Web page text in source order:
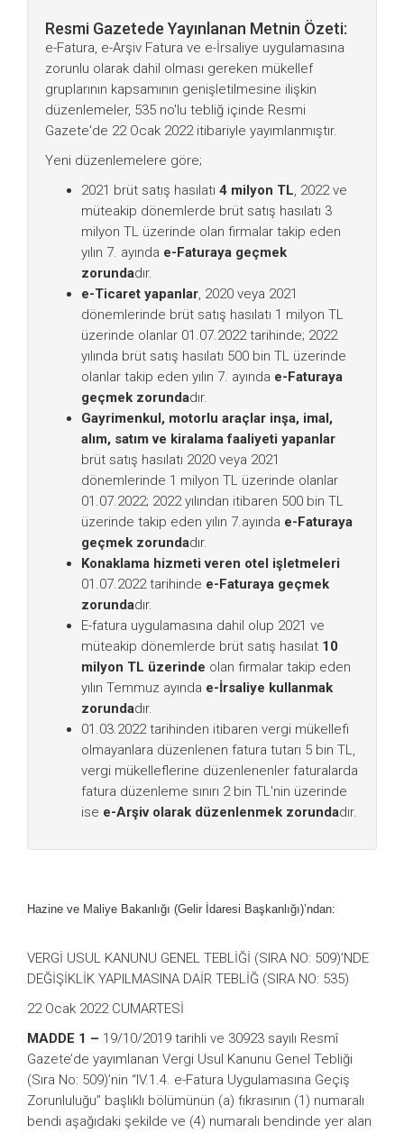
Resmi Gazetede Yayınlanan Metnin Özeti:
e-Fatura, e-Arşiv Fatura ve e-İrsaliye uygulamasına
zorunlu olarak dahil olması gereken mükellef
gruplarının kapsamının genişletilmesine ilişkin
düzenlemeler, 535 no'lu tebliğ içinde Resmi
Gazete'de 22 Ocak 2022 itibariyle yayımlanmıştır.
Yeni düzenlemelere göre;
2021 brüt satış hasılatı 4 milyon TL, 2022 ve
müteakip dönemlerde brüt satış hasılatı 3
milyon TL üzerinde olan firmalar takip eden
yılın 7. ayında e-Faturaya geçmek
zorundadır.
e-Ticaret yapanlar, 2020 veya 2021
dönemlerinde brüt satış hasılatı 1 milyon TL
üzerinde olanlar 01.07.2022 tarihinde; 2022
yılında brüt satış hasılatı 500 bin TL üzerinde
olanlar takip eden yılın 7. ayında e-Faturaya
geçmek zorundadır.
Gayrimenkul, motorlu araçlar inşa, imal,
alım, satım ve kiralama faaliyeti yapanlar
brüt satış hasılatı 2020 veya 2021
dönemlerinde 1 milyon TL üzerinde olanlar
01.07.2022; 2022 yılından itibaren 500 bin TL
üzerinde takip eden yılın 7.ayında e-Faturaya
geçmek zorundadır.
Konaklama hizmeti veren otel işletmeleri
01.07.2022 tarihinde e-Faturaya geçmek
zorundadır.
E-fatura uygulamasına dahil olup 2021 ve
müteakip dönemlerde brüt satış hasılat 10
milyon TL üzerinde olan firmalar takip eden
yılın Temmuz ayında e-İrsaliye kullanmak
zorundadır.
01.03.2022 tarihinden itibaren vergi mükellefi
olmayanlara düzenlenen fatura tutarı 5 bin TL,
vergi mükelleflerine düzenlenenler faturalarda
fatura düzenleme sınırı 2 bin TL'nin üzerinde
ise e-Arşiv olarak düzenlenmek zorundadır.
Hazine ve Maliye Bakanlığı (Gelir İdaresi Başkanlığı)’ndan:
VERGİ USUL KANUNU GENEL TEBLİĞİ (SIRA NO: 509)’NDE
DEĞİŞİKLİK YAPILMASINA DAİR TEBLİĞ (SIRA NO: 535)
22 Ocak 2022 CUMARTESİ
MADDE 1 – 19/10/2019 tarihli ve 30923 sayılı Resmî
Gazete’de yayımlanan Vergi Usul Kanunu Genel Tebliği
(Sıra No: 509)’nin “IV.1.4. e-Fatura Uygulamasına Geçiş
Zorunluluğu” başlıklı bölümünün (a) fıkrasının (1) numaralı
bendi aşağıdaki şekilde ve (4) numaralı bendinde yer alan